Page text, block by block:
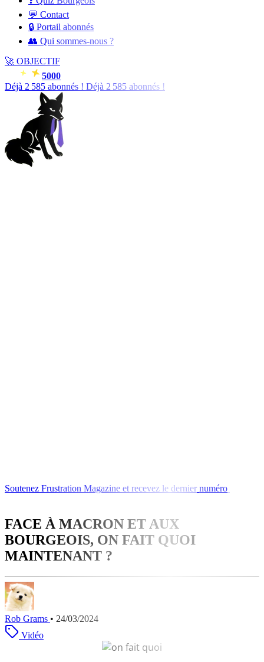
💬 Contact
🔒 Portail abonnés
👥 Qui sommes-nous ?
🚀 OBJECTIF
5000
Déjà 2 587 abonnés ! Déjà 2 587 abonnés !
Soutenez Frustration Magazine et recevez le dernier numéro
FACE À MACRON ET AUX
BOURGEOIS, ON FAIT QUOI
MAINTENANT ?
Rob Grams • 24/03/2024
Vidéo